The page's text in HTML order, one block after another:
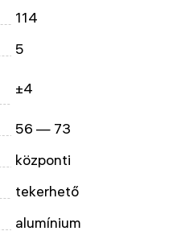
114
5
±4
56 — 73
központi
tekerhető
alumínium